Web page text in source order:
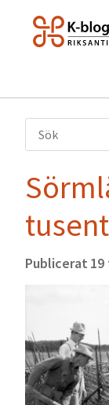
Publicerat 19